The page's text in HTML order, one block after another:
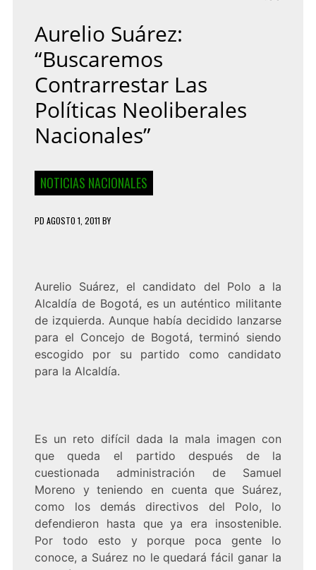
Aurelio Suárez:
“Buscaremos
Contrarrestar Las
Políticas Neoliberales
Nacionales”
NOTICIAS NACIONALES
PD AGOSTO 1, 2011 BY
Aurelio Suárez, el candidato del Polo a la
Alcaldía de Bogotá, es un auténtico militante
de izquierda. Aunque había decidido lanzarse
para el Concejo de Bogotá, terminó siendo
escogido por su partido como candidato
para la Alcaldía.
Es un reto difícil dada la mala imagen con
que queda el partido después de la
cuestionada administración de Samuel
Moreno y teniendo en cuenta que Suárez,
como los demás directivos del Polo, lo
defendieron hasta que ya era insostenible.
Por todo esto y porque poca gente lo
conoce, a Suárez no le quedará fácil ganar la